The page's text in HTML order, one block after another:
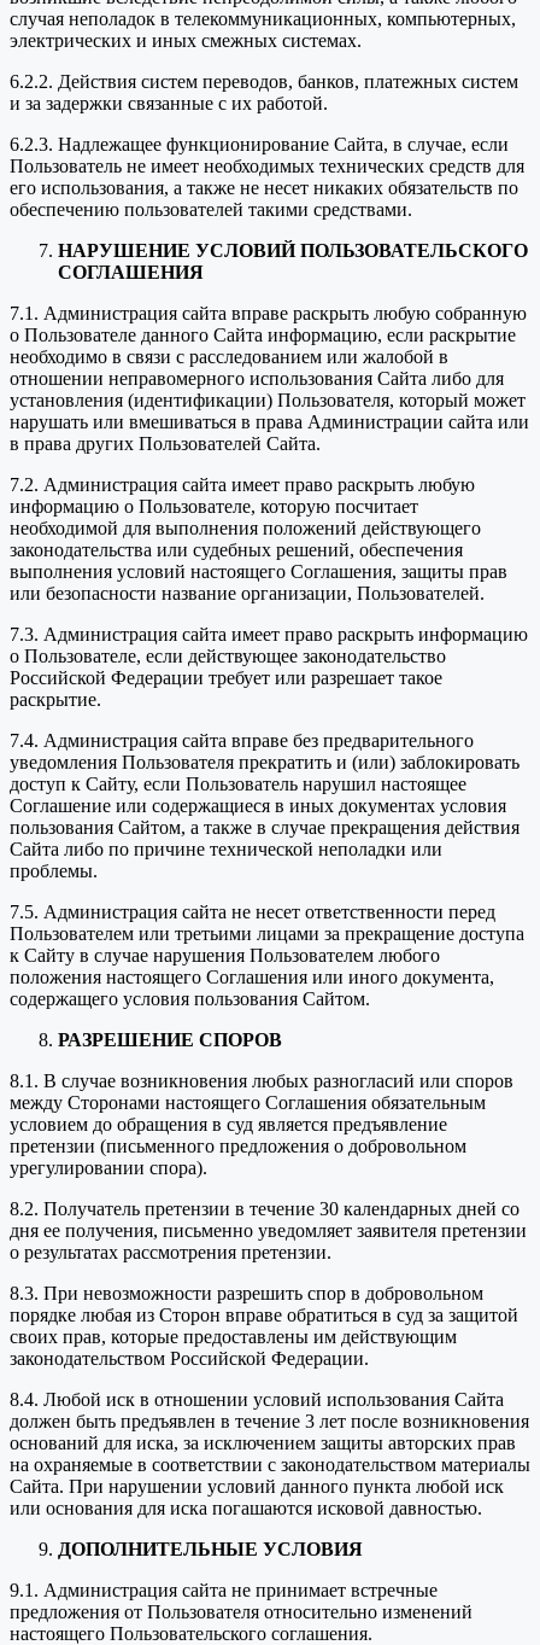
случая неполадок в телекоммуникационных, компьютерных,
электрических и иных смежных системах.
6.2.2. Действия систем переводов, банков, платежных систем
и за задержки связанные с их работой.
6.2.3. Надлежащее функционирование Сайта, в случае, если
Пользователь не имеет необходимых технических средств для
его использования, а также не несет никаких обязательств по
обеспечению пользователей такими средствами.
НАРУШЕНИЕ УСЛОВИЙ ПОЛЬЗОВАТЕЛЬСКОГО
СОГЛАШЕНИЯ
7.1. Администрация сайта вправе раскрыть любую собранную
о Пользователе данного Сайта информацию, если раскрытие
необходимо в связи с расследованием или жалобой в
отношении неправомерного использования Сайта либо для
установления (идентификации) Пользователя, который может
нарушать или вмешиваться в права Администрации сайта или
в права других Пользователей Сайта.
7.2. Администрация сайта имеет право раскрыть любую
информацию о Пользователе, которую посчитает
необходимой для выполнения положений действующего
законодательства или судебных решений, обеспечения
выполнения условий настоящего Соглашения, защиты прав
или безопасности название организации, Пользователей.
7.3. Администрация сайта имеет право раскрыть информацию
о Пользователе, если действующее законодательство
Российской Федерации требует или разрешает такое
раскрытие.
7.4. Администрация сайта вправе без предварительного
уведомления Пользователя прекратить и (или) заблокировать
доступ к Сайту, если Пользователь нарушил настоящее
Соглашение или содержащиеся в иных документах условия
пользования Сайтом, а также в случае прекращения действия
Сайта либо по причине технической неполадки или
проблемы.
7.5. Администрация сайта не несет ответственности перед
Пользователем или третьими лицами за прекращение доступа
к Сайту в случае нарушения Пользователем любого
положения настоящего Соглашения или иного документа,
содержащего условия пользования Сайтом.
РАЗРЕШЕНИЕ СПОРОВ
8.1. В случае возникновения любых разногласий или споров
между Сторонами настоящего Соглашения обязательным
условием до обращения в суд является предъявление
претензии (письменного предложения о добровольном
урегулировании спора).
8.2. Получатель претензии в течение 30 календарных дней со
дня ее получения, письменно уведомляет заявителя претензии
о результатах рассмотрения претензии.
8.3. При невозможности разрешить спор в добровольном
порядке любая из Сторон вправе обратиться в суд за защитой
своих прав, которые предоставлены им действующим
законодательством Российской Федерации.
8.4. Любой иск в отношении условий использования Сайта
должен быть предъявлен в течение 3 лет после возникновения
оснований для иска, за исключением защиты авторских прав
на охраняемые в соответствии с законодательством материалы
Сайта. При нарушении условий данного пункта любой иск
или основания для иска погашаются исковой давностью.
ДОПОЛНИТЕЛЬНЫЕ УСЛОВИЯ
9.1. Администрация сайта не принимает встречные
предложения от Пользователя относительно изменений
настоящего Пользовательского соглашения.